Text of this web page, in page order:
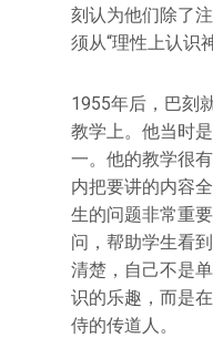
刻认为他们除了
须从“理性上认识
1955年后，巴刻
教学上。他当时
一。他的教学很
内把要讲的内容
生的问题非常重
问，帮助学生看
清楚，自己不是
识的乐趣，而是
侍的传道人。